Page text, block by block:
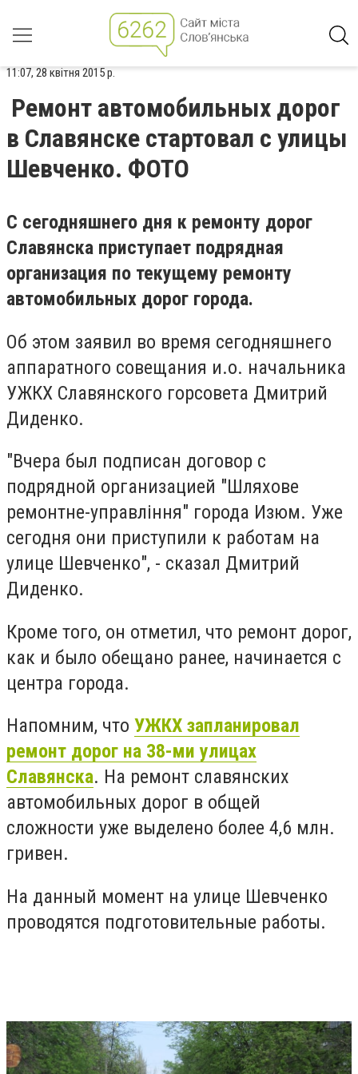
11:07, 28 квітня 2015 р.
Ремонт автомобильных дорог
в Славянске стартовал с улицы
Шевченко. ФОТО
С сегодняшнего дня к ремонту дорог
Славянска приступает подрядная
организация по текущему ремонту
автомобильных дорог города.
Об этом заявил во время сегодняшнего
аппаратного совещания и.о. начальника
УЖКХ Славянского горсовета Дмитрий
Диденко.
"Вчера был подписан договор с
подрядной организацией "Шляхове
ремонтне-управління" города Изюм. Уже
сегодня они приступили к работам на
улице Шевченко", - сказал Дмитрий
Диденко.
Кроме того, он отметил, что ремонт дорог,
как и было обещано ранее, начинается с
центра города.
Напомним, что УЖКХ запланировал
ремонт дорог на 38-ми улицах
Славянска. На ремонт славянских
автомобильных дорог в общей
сложности уже выделено более 4,6 млн.
гривен.
На данный момент на улице Шевченко
проводятся подготовительные работы.